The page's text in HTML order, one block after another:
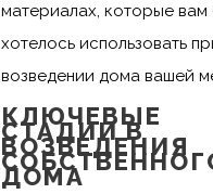
материалах, которые вам
хотелось использовать
возведении дома вашей
КЛЮЧЕВЫЕ
СТАДИИ В
ВОЗВЕДЕНИЯ
ДОМА